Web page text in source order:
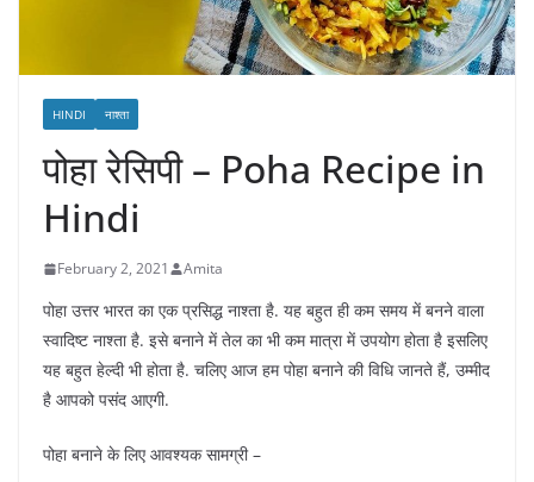
HINDI नाश्ता
पोहा रेसिपी – Poha Recipe in
Hindi
February 2, 2021 Amita
पोहा उत्तर भारत का एक प्रसिद्ध नाश्ता है. यह बहुत ही कम समय में बनने वाला
स्वादिष्ट नाश्ता है. इसे बनाने में तेल का भी कम मात्रा में उपयोग होता है इसलिए
यह बहुत हेल्दी भी होता है. चलिए आज हम पोहा बनाने की विधि जानते हैं, उम्मीद
है आपको पसंद आएगी.
पोहा बनाने के लिए आवश्यक सामग्री –